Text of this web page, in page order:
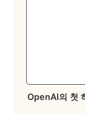
OpenAI의 첫